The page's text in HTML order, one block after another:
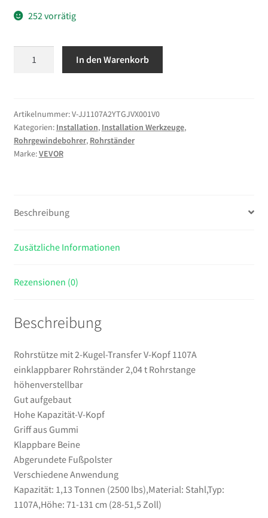
252 vorrätig
Kugel-
Transfer
V-
Kopf
2,04
Rohrstange
Menge
In den Warenkorb
Artikelnummer:V-JJ1107A2YTGJVX001V0
Kategorien: Installation, Installation Werkzeuge,
Rohrgewindebohrer, Rohrständer
Marke:VEVOR
Beschreibung
Zusätzliche Informationen
Rezensionen (0)
Beschreibung
Rohrstütze mit 2-Kugel-Transfer V-Kopf 1107A
einklappbarer Rohrständer 2,04 t Rohrstange
höhenverstellbar
Gut aufgebaut
Hohe Kapazität-V-Kopf
Griff aus Gummi
Klappbare Beine
Abgerundete Fußpolster
Verschiedene Anwendung
Kapazität: 1,13 Tonnen (2500 lbs),Material: Stahl,Typ:
1107A,Höhe: 71-131 cm (28-51,5 Zoll)